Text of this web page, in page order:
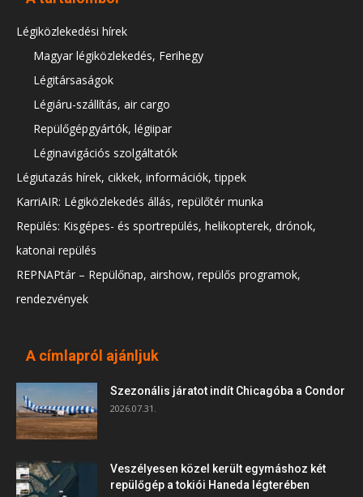
Légiközlekedési hírek
Magyar légiközlekedés, Ferihegy
Légitársaságok
Légiáru-szállítás, air cargo
Repülőgépgyártók, légiipar
Léginavigációs szolgáltatók
Légiutazás hírek, cikkek, információk, tippek
KarriAIR: Légiközlekedés állás, repülőtér munka
Repülés: Kisgépes- és sportrepülés, helikopterek, drónok,
katonai repülés
REPNAPtár – Repülőnap, airshow, repülős programok,
rendezvények
A címlapról ajánljuk
Szezonális járatot indít Chicagóba a Condor
2026.07.31.
Veszélyesen közel került egymáshoz két
repülőgép a tokiói Haneda légterében